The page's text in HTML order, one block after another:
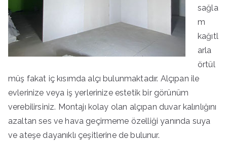
sağla
m
kağıtl
arla
örtül
müş fakat iç kısımda alçı bulunmaktadır. Alçıpan ile
evlerinize veya iş yerlerinize estetik bir görünüm
verebilirsiniz. Montajı kolay olan alçıpan duvar kalınlığını
azaltan ses ve hava geçirmeme özelliği yanında suya
ve ateşe dayanıklı çeşitlerine de bulunur.